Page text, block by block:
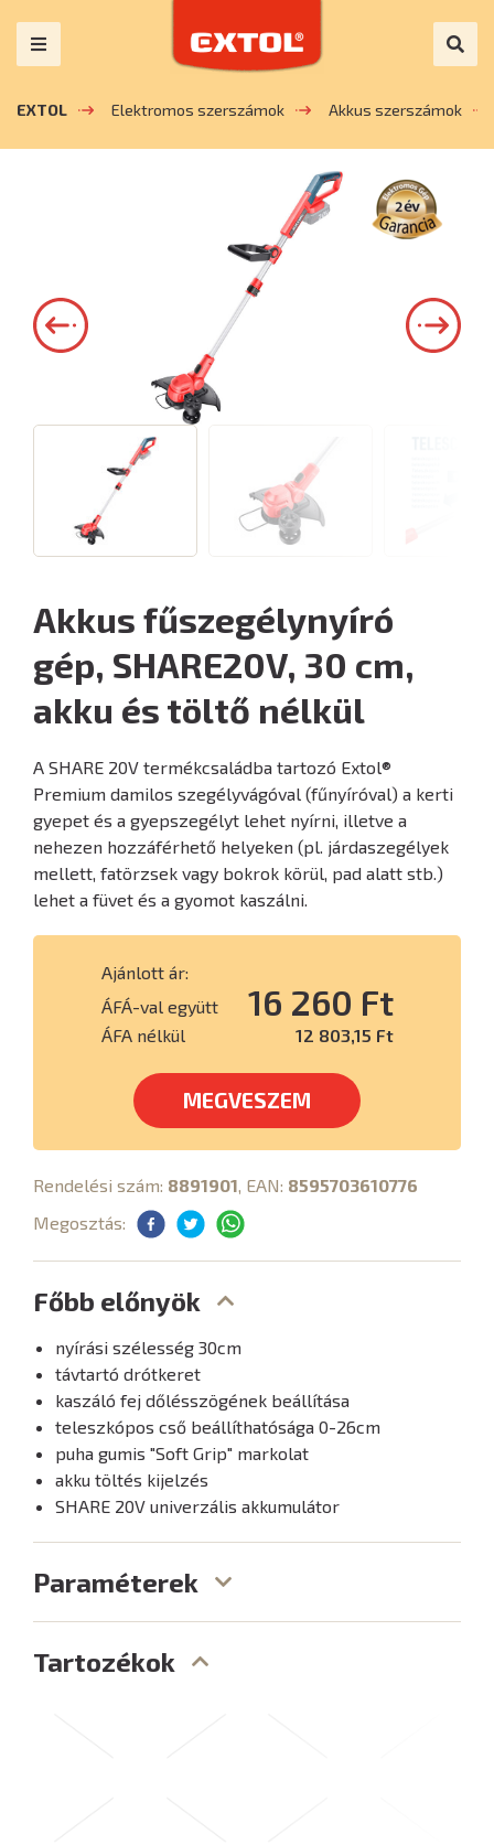
EXTOL Elektromos szerszámok Akkus szerszámok
Akkus fűszegélynyíró
gép, SHARE20V, 30 cm,
akku és töltő nélkül
A SHARE 20V termékcsaládba tartozó Extol®
Premium damilos szegélyvágóval (fűnyíróval) a kerti
gyepet és a gyepszegélyt lehet nyírni, illetve a
nehezen hozzáférhető helyeken (pl. járdaszegélyek
mellett, fatörzsek vagy bokrok körül, pad alatt stb.)
lehet a füvet és a gyomot kaszálni.
Ajánlott ár:
ÁFÁ-val együtt
16 260 Ft
ÁFA nélkül 12 803,15 Ft
MEGVESZEM
Rendelési szám: 8891901, EAN: 8595703610776
Megosztás:
Főbb előnyök
nyírási szélesség 30cm
távtartó drótkeret
kaszáló fej dőlésszögének beállítása
teleszkópos cső beállíthatósága 0-26cm
puha gumis "Soft Grip" markolat
akku töltés kijelzés
SHARE 20V univerzális akkumulátor
Paraméterek
Tartozékok